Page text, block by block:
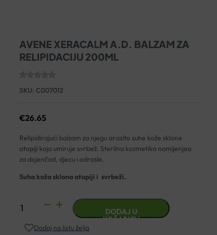
AVENE XERACALM A.D. BALZAM ZA
RELIPIDACIJU 200ML
SKU: C007012
€26.65
Relipidirajući balzam za njegu izrazito suhe kože sklone
atopiji koja umiruje svrbež. Sterilna kozmetika namijenjea
za dojenčad, djecu i odrasle.
Suha koža sklona atopiji i svrbeži.
AVENE
A.D.
DODAJ U
KOŠARICU
Dodaj na listu želja